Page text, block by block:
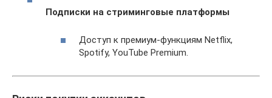
Подписки на стриминговые платформы
Доступ к премиум-функциям Netflix,
Spotify, YouTube Premium.